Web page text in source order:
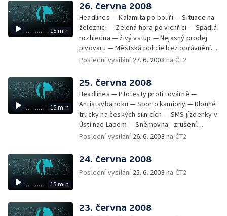
15 min
26. června 2008
Headlines — Kalamita po bouři — Situace na
železnici — Zelená hora po vichřici — Spadlá
rozhledna — živý vstup — Nejasný prodej
pivovaru — Městská policie bez oprávnění
měřit rychlost — Zákon o odpadech —
Hodiny ze sbírek Pražského hradu
Poslední vysílání 27. 6. 2008 na ČT2
15 min
25. června 2008
Headlines — Ptotesty proti továrně —
Antistavba roku — Spor o kamiony — Dlouhé
trucky na českých silnicích — SMS jízdenky v
Ústí nad Labem — Sněmovna - zrušení
poplatků za novorozence a důchod — Stát
soudu — Shakespearovské slavnosti —
Národní archiv vlastní stížnostní list
Poslední vysílání 26. 6. 2008 na ČT2
15 min
24. června 2008
Poslední vysílání 25. 6. 2008 na ČT2
23. června 2008